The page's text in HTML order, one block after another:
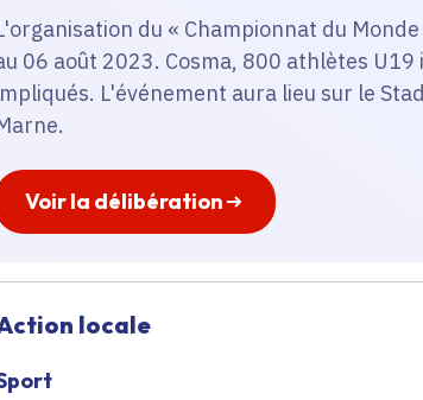
du « Championnat du
06 août 2023. Cosma, 800 athlètes
L'événement aura lieu sur le
Voir la délibération
locale